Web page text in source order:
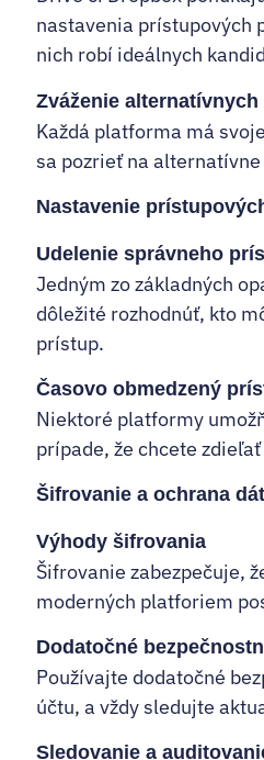
nastavenia prístupových
nich robí ideálnych
Zváženie
Každá platforma má
sa pozrieť na
Nastavenie
Udelenie správneho
Jedným zo základných
dôležité rozhodnúť, kto
prístup.
Časovo obmedzený
Niektoré platformy
prípade, že chcete
Šifrovanie a ochrana dát
Výhody šifrovania
Šifrovanie zabezpečuje,
moderných platforiem
Dodatočné
Používajte dodatočné
účtu, a vždy sledujte
Sledovanie a